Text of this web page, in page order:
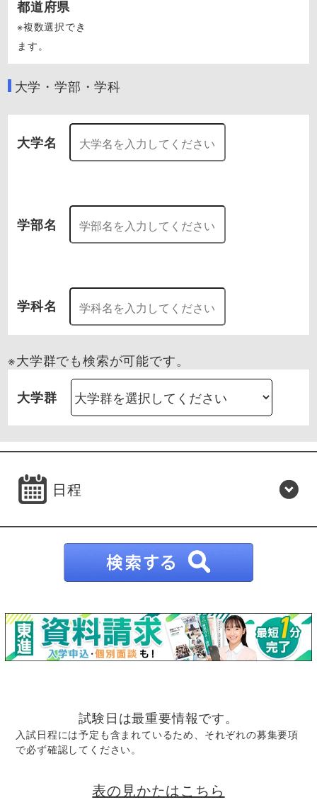
都道府県
※複数選択でき
ます。
大学・学部・学科
大学名
学部名
学科名
※大学群でも検索が可能です。
大学群
日程
試験日は最重要情報です。
入試日程には予定も含まれているため、それぞれの募集要項
で必ず確認してください。
表の見かたはこちら